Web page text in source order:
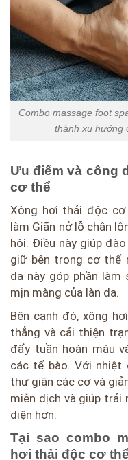
Combo massage foot
thành xu hướng
Ưu điểm và công
cơ thể
Xông hơi thải độc
làm Giãn nở lỗ chân
hôi. Điều này giúp
giữ bên trong cơ thể
da này góp phần làm
mịn màng của làn da.
Bên cạnh đó, xông
thẳng và cải thiện
đẩy tuần hoàn máu
các tế bào. Với nhiệt
thư giãn các cơ và
miễn dịch và giúp trải
diện hơn.
Tại sao combo
hơi thải độc cơ